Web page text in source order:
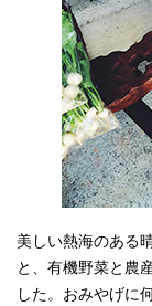
美しい熱海のある
と、有機野菜と農
した。おみやげに